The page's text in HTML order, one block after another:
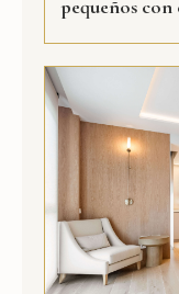
pequeños con